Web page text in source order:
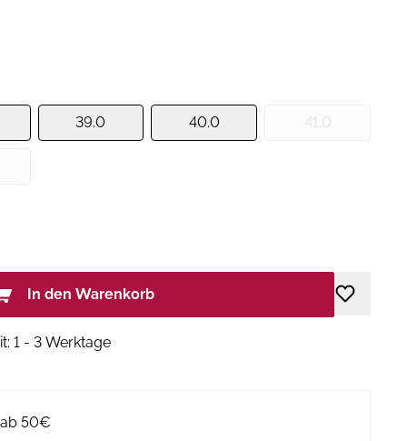
39.0 40.0 41.0
In den Warenkorb
1 - 3 Werktage
50€